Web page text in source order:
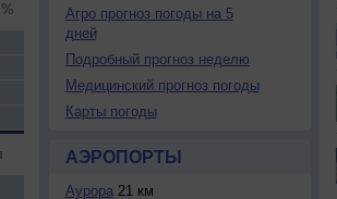
Агро прогноз погоды на 5
дней
Подробный прогноз неделю
Медицинский прогноз погоды
Карты погоды
АЭРОПОРТЫ
Аурора21 км